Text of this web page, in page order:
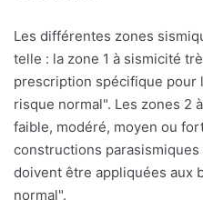
Les différentes zones
telle : la zone 1 à sismicité
prescription spécifique pour
risque normal". Les zones 2
faible, modéré, moyen ou
constructions
doivent être appliquées aux
normal".